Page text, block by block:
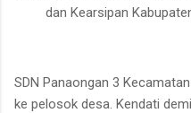
dan Kearsipan
SDN Panaongan 3
ke pelosok desa. Kendati